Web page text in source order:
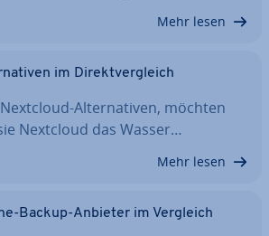
Mehr lesen
im Di­rekt­ver­gleich
Al­ter­na­ti­ven, möchten
Nextcloud das Wasser…
Mehr lesen
Backup-Anbieter im Vergleich